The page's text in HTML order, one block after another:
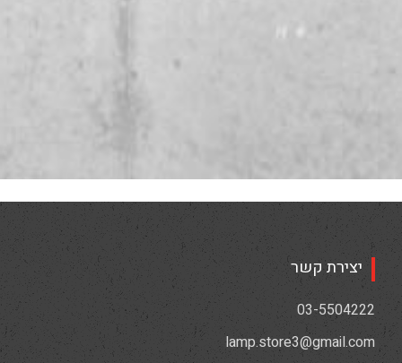
יצירת קשר
03-5504222
lamp.store3@gmail.com